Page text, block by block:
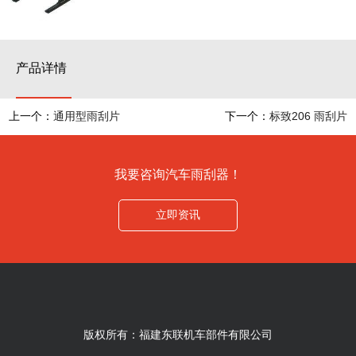
产品详情
上一个：通用型雨刮片 下一个： 标致206 雨刮片
我要咨询汽车雨刮器！
立即资讯
版权所有：福建东联机车部件有限公司